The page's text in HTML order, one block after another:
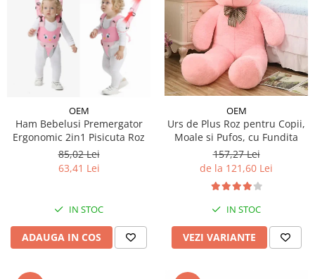
OEM
Ham Bebelusi Premergator
Ergonomic 2in1 Pisicuta Roz
85,02 Lei
63,41 Lei
IN STOC
ADAUGA IN COS
OEM
Urs de Plus Roz pentru Copii,
Moale si Pufos, cu Fundita
157,27 Lei
de la 121,60 Lei
IN STOC
VEZI VARIANTE